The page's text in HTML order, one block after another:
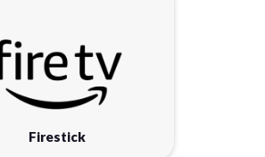
Firestick